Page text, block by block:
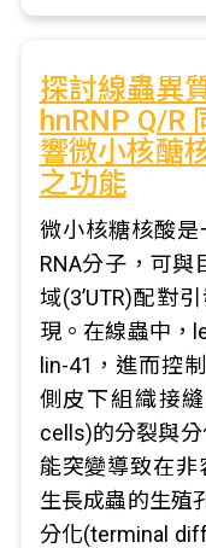
探討線蟲異
hnRNP Q/R
響微小核醣
之功能
微小核糖核酸
RNA分子，可
域(3’UTR)配對
現。在線蟲中，
lin-41，進而控
側皮下組織接縫
cells)的分裂與
能突變導致在非
生長成蟲的生殖
分化(terminal